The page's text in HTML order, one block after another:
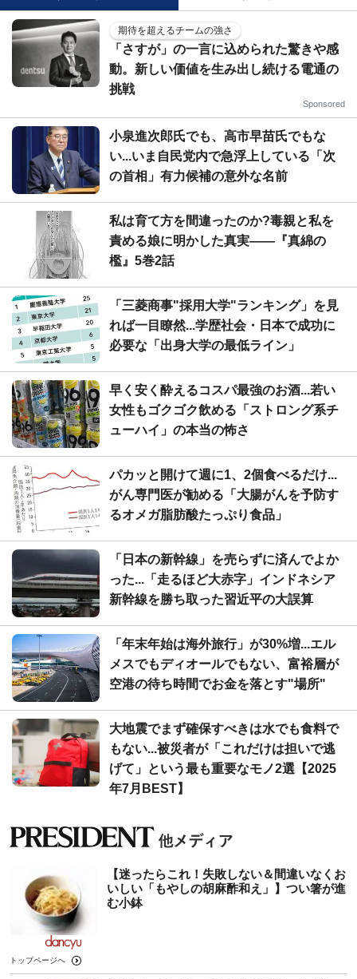
期待を超えるチームの強さ
「さすが」の一言に込められた驚きや感
動。新しい価値を生み出し続ける電通の
挑戦
Sponsored
小泉進次郎氏でも、高市早苗氏でもな
い...いま自民党内で急浮上している「次
の首相」有力候補の意外な名前
私は育て方を間違ったのか?毒親と私を
責める娘に明かした真実――『真綿の
檻』5巻2話
「三菱商事"採用大学"ランキング」を見
れば一目瞭然...学歴社会・日本で成功に
必要な「出身大学の最低ライン」
早く安く酔えるコスパ最強のお酒...若い
女性もゴクゴク飲める「ストロング系チ
ューハイ」の本当の怖さ
パカッと開けて週に1、2個食べるだけ...
がん専門医が勧める「大腸がんを予防す
るオメガ脂肪酸たっぷり食品」
「日本の新幹線」を売らずに済んでよか
った...「走るほど大赤字」インドネシア
新幹線を勝ち取った習近平の大誤算
「年末年始は海外旅行」が30%増...エル
メスでもディオールでもない、富裕層が
空港の待ち時間でお金を落とす"場所"
大地震でまず確保すべきは水でも食料で
もない...被災者が「これだけは担いで逃
げて」という最も重要なモノ2選【2025
年7月BEST】
【迷ったらこれ！失敗しない＆間違いなくお
いしい「もやしの胡麻酢和え」】つい箸が進
む小鉢
トップページへ